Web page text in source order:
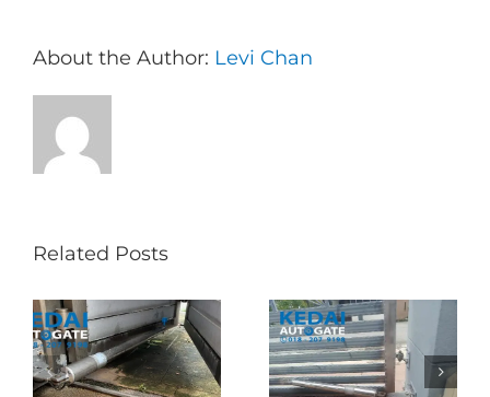
About the Author: Levi Chan
Related Posts
Autogate USJ –
Tukar 1 Unit OAE
Folding Auto Gate
Repair in Puncak